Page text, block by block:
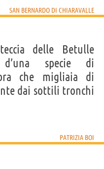
SAN BERNARDO DI CHIARAVALLE
delle Betulle
specie di
che migliaia di
dai sottili tronchi
PATRIZIA BOI